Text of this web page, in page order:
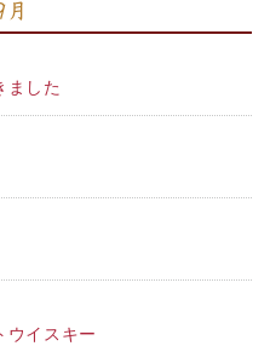
ました
イスキー